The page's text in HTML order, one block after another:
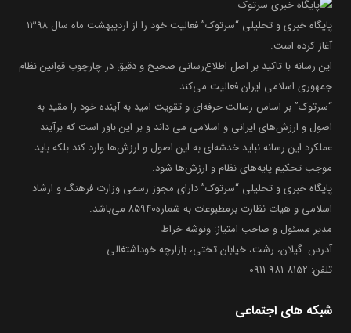
پایگاه خبری و تحلیلی “سرتوک” فعالیت خود را از اردیبهشت ماه سال ۱۳۹۸
آغاز کرده است.
این رسانه با تاکید بر اصل اطلاع‌رسانی صحیح و دقیق در چارچوب قوانین نظام
جمهوری اسلامی ایران فعالیت می‌کند.
“سرتوک” بر اساس رسالت حرفه‌ای و تقویت امید به آینده خود را مقید به
اصول و ارزش‌های ایرانی و اسلامی می داند و بر این باور است که برآیند
عملکرد این رسانه نباید خدشه‌ای به این اصول و ارزش‌ها وارد کند بلکه باید
موجب تحکیم پایه‌های نظام و ارزش‌ها شود.
پایگاه خبری و تحلیلی “سرتوک” دارای مجوز رسمی وزارت فرهنگ و ارشاد
اسلامی و هیات نظارت برمطبوعات به شماره۸۵۹۴۰ می‌باشد.
مدیر مسئول و صاحب امتیاز: ونوشه خراط
آدرس: گیلان، رشت، خیابان تختی، بازارچه خوداشتغالی
تلفن: 8152 981 0911
شبکه های اجتماعی